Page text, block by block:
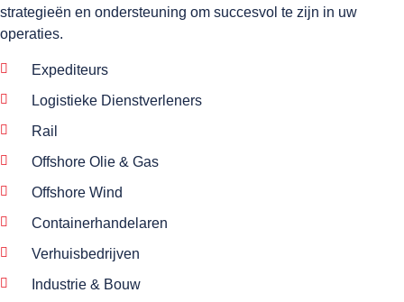
strategieën en ondersteuning om succesvol te zijn in uw
operaties.
Expediteurs
Logistieke Dienstverleners
Rail
Offshore Olie & Gas
Offshore Wind
Containerhandelaren
Verhuisbedrijven
Industrie & Bouw